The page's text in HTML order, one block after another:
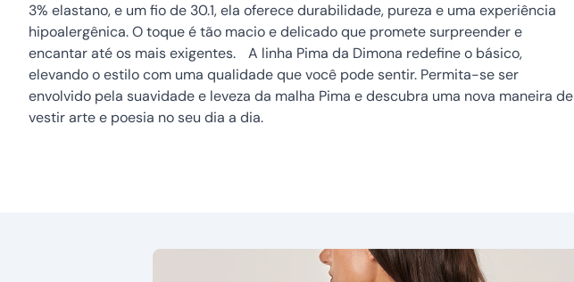
3% elastano, e um fio de 30.1, ela oferece durabilidade, pureza e uma experiência
hipoalergênica. O toque é tão macio e delicado que promete surpreender e
encantar até os mais exigentes. A linha Pima da Dimona redefine o básico,
elevando o estilo com uma qualidade que você pode sentir. Permita-se ser
envolvido pela suavidade e leveza da malha Pima e descubra uma nova maneira de
vestir arte e poesia no seu dia a dia.